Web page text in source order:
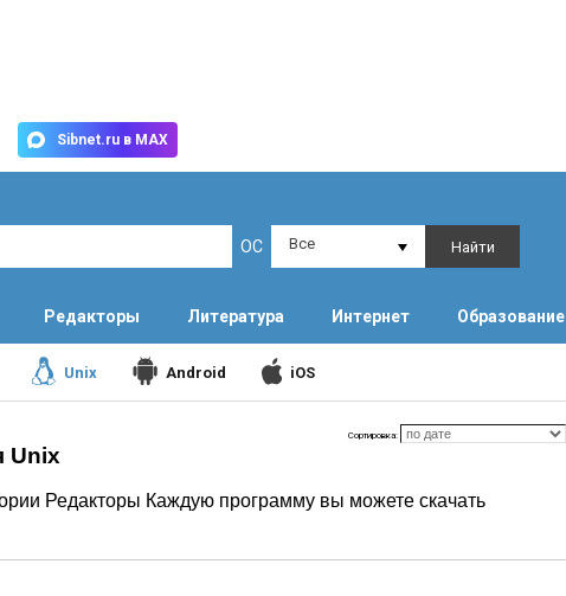
Sibnet.ru в MAX
ОС Все Найти
Редакторы Литература Интернет Образование
Unix Android iOS
Сортировка:
Unix
Редакторы Каждую программу вы можете скачать